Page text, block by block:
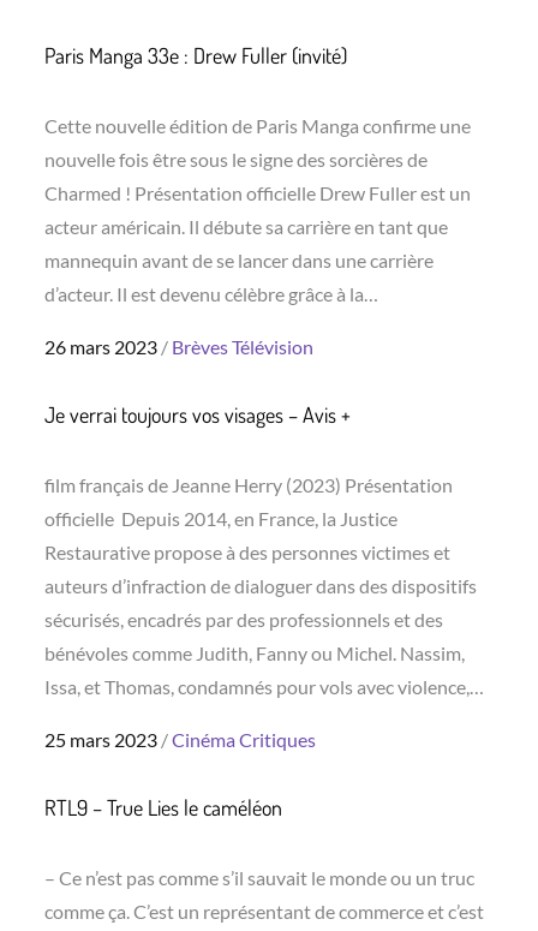
Paris Manga 33e : Drew Fuller (invité)
Cette nouvelle édition de Paris Manga confirme une
nouvelle fois être sous le signe des sorcières de
Charmed ! Présentation officielle Drew Fuller est un
acteur américain. Il débute sa carrière en tant que
mannequin avant de se lancer dans une carrière
d’acteur. Il est devenu célèbre grâce à la…
Posted
26 mars 2023 BrèvesTélévision
Je verrai toujours vos visages – Avis +
film français de Jeanne Herry (2023) Présentation
officielle Depuis 2014, en France, la Justice
Restaurative propose à des personnes victimes et
auteurs d’infraction de dialoguer dans des dispositifs
sécurisés, encadrés par des professionnels et des
bénévoles comme Judith, Fanny ou Michel. Nassim,
Issa, et Thomas, condamnés pour vols avec violence,…
Posted
25 mars 2023 Cinéma Critiques
RTL9 – True Lies le caméléon
– Ce n’est pas comme s’il sauvait le monde ou un truc
comme ça. C’est un représentant de commerce et c’est